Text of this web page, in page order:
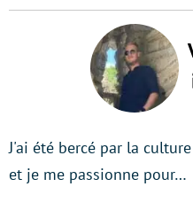
J'ai été bercé par la
et je me passionne pour…